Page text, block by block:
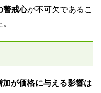
警戒心が不可欠であるこ
が価格に与える影響は